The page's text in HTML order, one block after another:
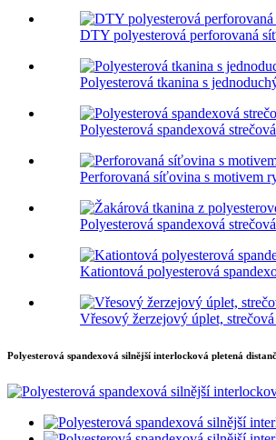
DTY polyesterová perforovaná
Polyesterová tkanina s
Polyesterová spandexová
Perforovaná síťovina s motivem
Polyesterová spandexová
Kationtová polyesterová
Vřesový žerzejový úplet,
Polyesterová spandexová silnější interlocková pletená